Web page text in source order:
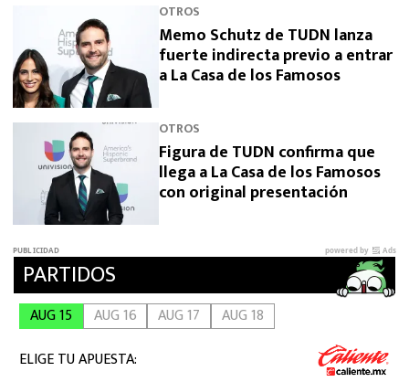
OTROS
Memo Schutz de TUDN lanza
fuerte indirecta previo a entrar
a La Casa de los Famosos
OTROS
Figura de TUDN confirma que
llega a La Casa de los Famosos
con original presentación